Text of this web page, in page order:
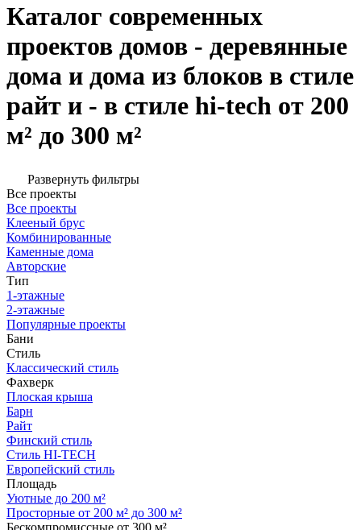
Каталог современных
проектов домов - деревянные
дома и дома из блоков в стиле
райт и - в стиле hi-tech от 200
м² до 300 м²
Развернуть фильтры
Все проекты
Все проекты
Клееный брус
Комбинированные
Каменные дома
Авторские
Тип
1-этажные
2-этажные
Популярные проекты
Бани
Стиль
Классический стиль
Фахверк
Плоская крыша
Барн
Райт
Финский стиль
Стиль HI-TECH
Европейский стиль
Площадь
Уютные до 200 м²
Просторные от 200 м² до 300 м²